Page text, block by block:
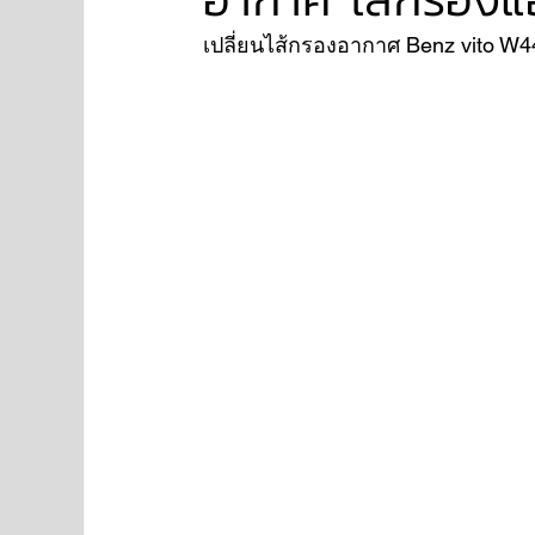
เปลี่ยนไส้กรองอากาศ Benz vito